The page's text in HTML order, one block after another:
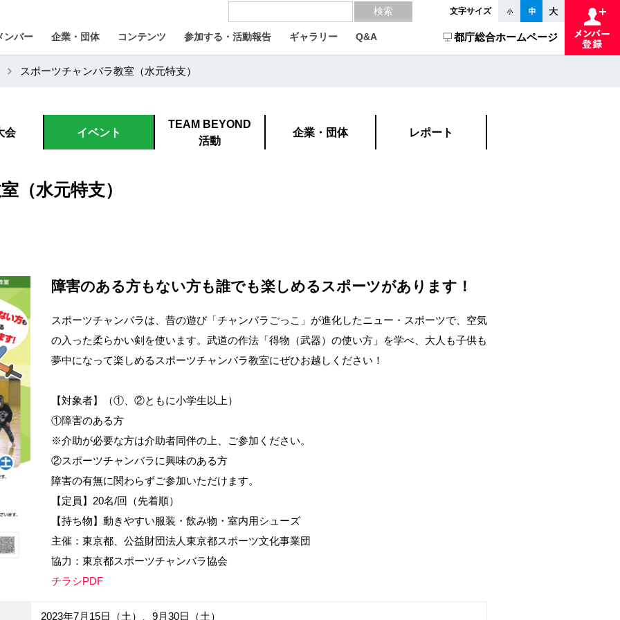
文字サイズ
ンバー 企業・団体 コンテンツ 参加する・活動報告 ギャラリー Q&A 都庁総合ホームページ
スポーツチャンバラ教室（水元特支）
会 イベント
TEAM BEYOND
活動
企業・団体 レポート
（水元特支）
障害のある方もない方も誰でも楽しめるスポーツがあります！
スポーツチャンバラは、昔の遊び「チャンバラごっこ」が進化したニュー・スポーツで、空気
の入った柔らかい剣を使います。武道の作法「得物（武器）の使い方」を学べ、大人も子供も
夢中になって楽しめるスポーツチャンバラ教室にぜひお越しください！
【対象者】（①、②ともに小学生以上）
①障害のある方
※介助が必要な方は介助者同伴の上、ご参加ください。
②スポーツチャンバラに興味のある方
障害の有無に関わらずご参加いただけます。
【定員】20名/回（先着順）
【持ち物】動きやすい服装・飲み物・室内用シューズ
主催：東京都、公益財団法人東京都スポーツ文化事業団
協力：東京都スポーツチャンバラ協会
チラシPDF
2023年7月15日（土）、9月30日（土）